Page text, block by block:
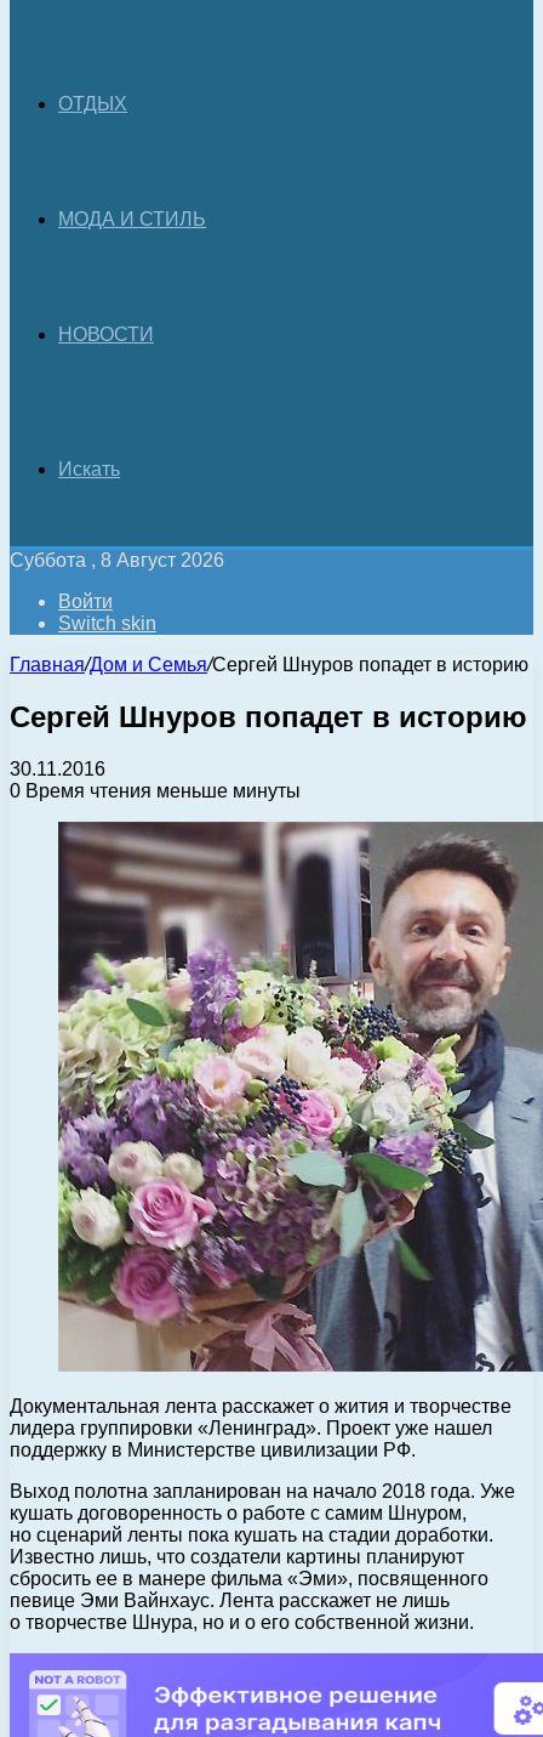
ОТДЫХ
МОДА И СТИЛЬ
НОВОСТИ
Искать
Суббота , 8 Август 2026
Войти
Switch skin
Главная/Дом и Семья/Сергей Шнуров попадет в историю
Сергей Шнуров попадет в историю
30.11.2016
0 Время чтения меньше минуты
Документальная лента расскажет о жития и творчестве
лидера группировки «Ленинград». Проект уже нашел
поддержку в Министерстве цивилизации РФ.
Выход полотна запланирован на начало 2018 года. Уже
кушать договоренность о работе с самим Шнуром,
но сценарий ленты пока кушать на стадии доработки.
Известно лишь, что создатели картины планируют
сбросить ее в манере фильма «Эми», посвященного
певице Эми Вайнхаус. Лента расскажет не лишь
о творчестве Шнура, но и о его собственной жизни.